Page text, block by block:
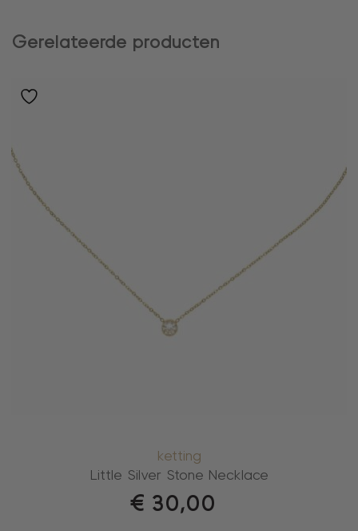
Gerelateerde producten
ketting
Little Silver Stone Necklace
€ 30,00